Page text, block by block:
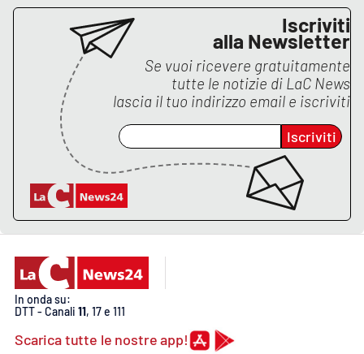
Venti di comunicazione
STREAMING
LaC TV
LaC Network
LaC OnAir
LOCALI
Catanzaro
Crotone
Iscriviti
alla Newsletter
Se vuoi ricevere gratuitamente
tutte le notizie di LaC News
lascia il tuo indirizzo email e iscriviti
Iscriviti
In onda su:
DTT - Canali 11, 17 e 111
Scarica tutte le nostre app!